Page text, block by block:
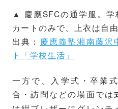
▲ 慶應SFCの通学服。学
カートのみで、上衣は自
出典： 慶應義塾湘南藤沢
ト「学校生活」
一方で、入学式・卒業
合・訪問などの場面では